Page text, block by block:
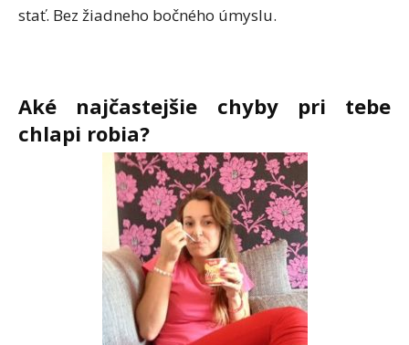
stať. Bez žiadneho bočného úmyslu.
Aké najčastejšie chyby pri tebe
chlapi robia?